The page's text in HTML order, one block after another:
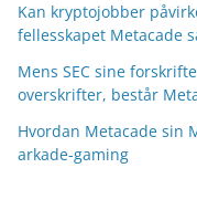
Kan kryptojobber
fellesskapet Metacade
Mens SEC sine
overskrifter, består
Hvordan Metacade sin
arkade-gaming